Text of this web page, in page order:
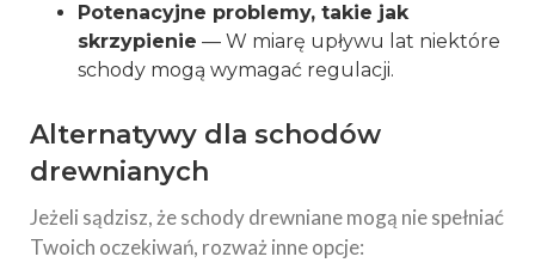
Potenacyjne problemy, takie jak
skrzypienie — W miarę upływu lat niektóre
schody mogą wymagać regulacji.
Alternatywy dla schodów
drewnianych
Jeżeli sądzisz, że schody drewniane mogą nie spełniać
Twoich oczekiwań, rozważ inne opcje: